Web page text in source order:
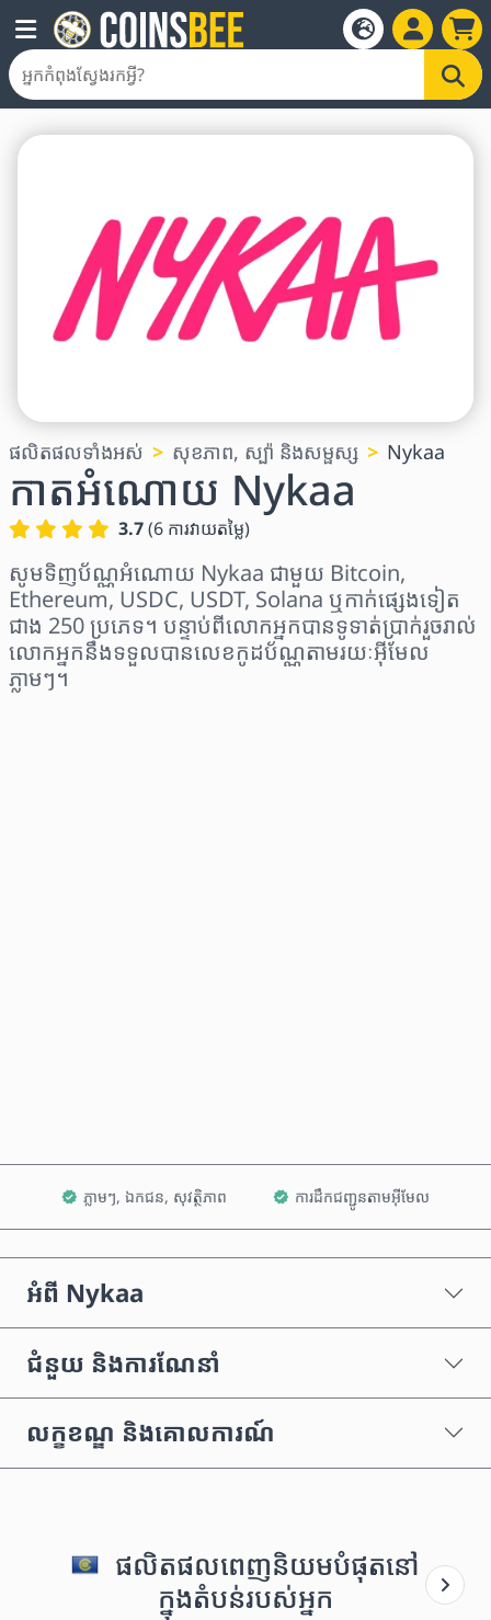
ផលិតផលទាំងអស់ សុខភាព, ស្ប៉ា និងសម្ផស្ស Nykaa
កាតអំណោយ Nykaa
3.7(6 ការវាយតម្លៃ)
សូមទិញប័ណ្ណអំណោយ Nykaa ជាមួយ Bitcoin,
Ethereum, USDC, USDT, Solana ឬកាក់ផ្សេងទៀត
ជាង 250 ប្រភេទ។ បន្ទាប់ពីលោកអ្នកបានទូទាត់ប្រាក់រួចរាល់
លោកអ្នកនឹងទទួលបានលេខកូដប័ណ្ណតាមរយៈអ៊ីមែល
ភ្លាមៗ។
ភ្លាមៗ, ឯកជន, សុវត្ថិភាព ការដឹកជញ្ជូនតាមអ៊ីមែល
អំពី Nykaa
ជំនួយ និងការណែនាំ
លក្ខខណ្ឌ និងគោលការណ៍
ផលិតផលពេញនិយមបំផុតនៅ
ក្នុងតំបន់របស់អ្នក